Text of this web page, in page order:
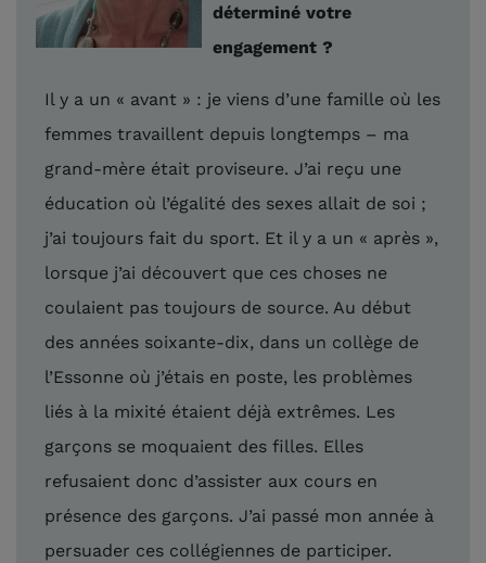
déterminé votre
engagement ?
Il y a un « avant » : je viens d’une famille où les
femmes travaillent depuis longtemps – ma
grand-mère était proviseure. J’ai reçu une
éducation où l’égalité des sexes allait de soi ;
j’ai toujours fait du sport. Et il y a un « après »,
lorsque j’ai découvert que ces choses ne
coulaient pas toujours de source. Au début
des années soixante-dix, dans un collège de
l’Essonne où j’étais en poste, les problèmes
liés à la mixité étaient déjà extrêmes. Les
garçons se moquaient des filles. Elles
refusaient donc d’assister aux cours en
présence des garçons. J’ai passé mon année à
persuader ces collégiennes de participer.